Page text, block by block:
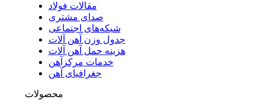
مقالات فولاد
صدای مشتری
شبکه‌های اجتماعی
جدول وزن آهن آلات
هزینه حمل آهن آلات
خدمات مرکزآهن
جغرافیای آهن
محصولات